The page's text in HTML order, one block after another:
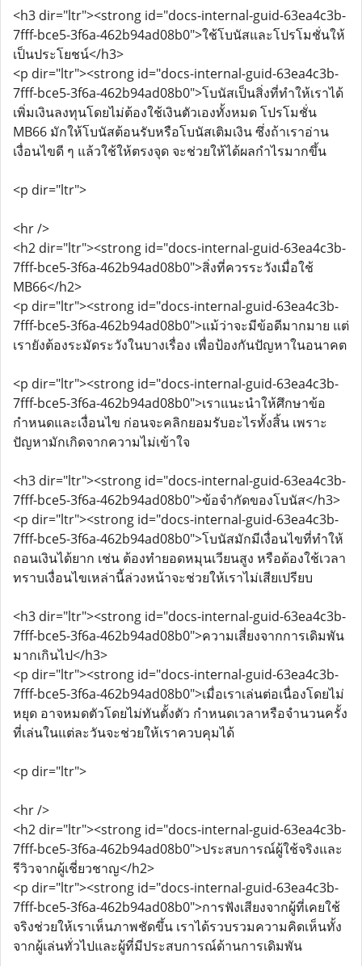
<h3 dir="ltr"><strong id="docs-internal-guid-63ea4c3b-
7fff-bce5-3f6a-462b94ad08b0">ใช้โบนัสและโปรโมชั่นให้
เป็นประโยชน์</h3>
<p dir="ltr"><strong id="docs-internal-guid-63ea4c3b-
7fff-bce5-3f6a-462b94ad08b0">โบนัสเป็นสิ่งที่ทำให้เราได้
เพิ่มเงินลงทุนโดยไม่ต้องใช้เงินตัวเองทั้งหมด โปรโมชั่น
MB66 มักให้โบนัสต้อนรับหรือโบนัสเติมเงิน ซึ่งถ้าเราอ่าน
เงื่อนไขดี ๆ แล้วใช้ให้ตรงจุด จะช่วยให้ได้ผลกำไรมากขึ้น
<p dir="ltr">
<hr />
<h2 dir="ltr"><strong id="docs-internal-guid-63ea4c3b-
7fff-bce5-3f6a-462b94ad08b0">สิ่งที่ควรระวังเมื่อใช้
MB66</h2>
<p dir="ltr"><strong id="docs-internal-guid-63ea4c3b-
7fff-bce5-3f6a-462b94ad08b0">แม้ว่าจะมีข้อดีมากมาย แต่
เรายังต้องระมัดระวังในบางเรื่อง เพื่อป้องกันปัญหาในอนาคต
<p dir="ltr"><strong id="docs-internal-guid-63ea4c3b-
7fff-bce5-3f6a-462b94ad08b0">เราแนะนำให้ศึกษาข้อ
กำหนดและเงื่อนไข ก่อนจะคลิกยอมรับอะไรทั้งสิ้น เพราะ
ปัญหามักเกิดจากความไม่เข้าใจ
<h3 dir="ltr"><strong id="docs-internal-guid-63ea4c3b-
7fff-bce5-3f6a-462b94ad08b0">ข้อจำกัดของโบนัส</h3>
<p dir="ltr"><strong id="docs-internal-guid-63ea4c3b-
7fff-bce5-3f6a-462b94ad08b0">โบนัสมักมีเงื่อนไขที่ทำให้
ถอนเงินได้ยาก เช่น ต้องทำยอดหมุนเวียนสูง หรือต้องใช้เวลา
ทราบเงื่อนไขเหล่านี้ล่วงหน้าจะช่วยให้เราไม่เสียเปรียบ
<h3 dir="ltr"><strong id="docs-internal-guid-63ea4c3b-
7fff-bce5-3f6a-462b94ad08b0">ความเสี่ยงจากการเดิมพัน
มากเกินไป</h3>
<p dir="ltr"><strong id="docs-internal-guid-63ea4c3b-
7fff-bce5-3f6a-462b94ad08b0">เมื่อเราเล่นต่อเนื่องโดยไม่
หยุด อาจหมดตัวโดยไม่ทันตั้งตัว กำหนดเวลาหรือจำนวนครั้ง
ที่เล่นในแต่ละวันจะช่วยให้เราควบคุมได้
<p dir="ltr">
<hr />
<h2 dir="ltr"><strong id="docs-internal-guid-63ea4c3b-
7fff-bce5-3f6a-462b94ad08b0">ประสบการณ์ผู้ใช้จริงและ
รีวิวจากผู้เชี่ยวชาญ</h2>
<p dir="ltr"><strong id="docs-internal-guid-63ea4c3b-
7fff-bce5-3f6a-462b94ad08b0">การฟังเสียงจากผู้ที่เคยใช้
จริงช่วยให้เราเห็นภาพชัดขึ้น เราได้รวบรวมความคิดเห็นทั้ง
จากผู้เล่นทั่วไปและผู้ที่มีประสบการณ์ด้านการเดิมพัน